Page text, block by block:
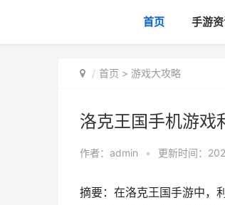
首页 手游
首页 > 游戏大攻略
洛克王国手机游戏
作者： admin • 更新时间：
摘要：在洛克王国手游中，